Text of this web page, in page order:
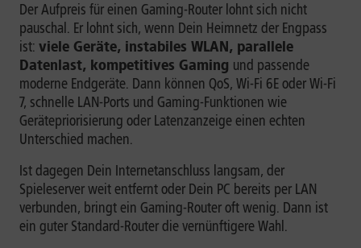
Der Aufpreis für einen Gaming-Router lohnt sich nicht
pauschal. Er lohnt sich, wenn Dein Heimnetz der Engpass
ist: viele Geräte, instabiles WLAN, parallele
Datenlast, kompetitives Gaming und passende
moderne Endgeräte. Dann können QoS, Wi-Fi 6E oder Wi-Fi
7, schnelle LAN-Ports und Gaming-Funktionen wie
Gerätepriorisierung oder Latenzanzeige einen echten
Unterschied machen.
Ist dagegen Dein Internetanschluss langsam, der
Spieleserver weit entfernt oder Dein PC bereits per LAN
verbunden, bringt ein Gaming-Router oft wenig. Dann ist
ein guter Standard-Router die vernünftigere Wahl.